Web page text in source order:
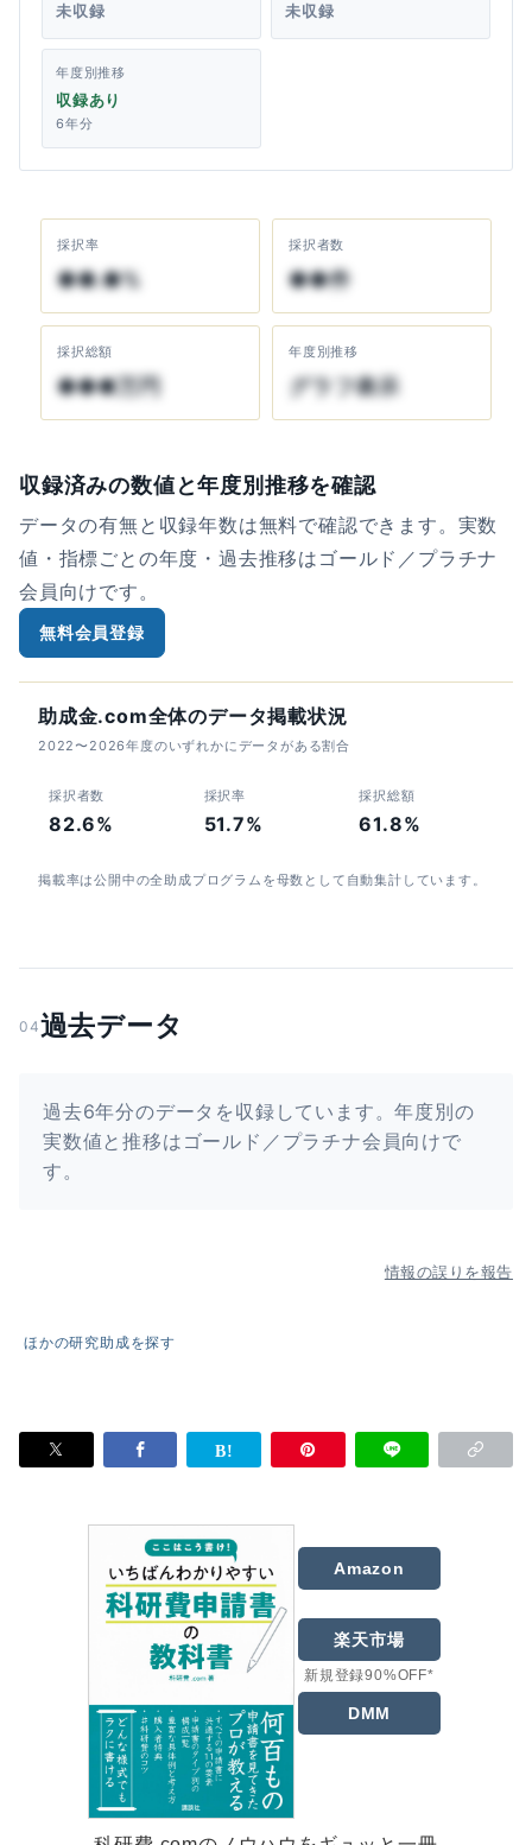
未収録 未収録
年度別推移
収録あり
6年分
採択率
●●.●%
採択者数
●●件
採択総額
●●●万円
年度別推移
グラフ表示
収録済みの数値と年度別推移を確認
データの有無と収録年数は無料で確認できます。実数
値・指標ごとの年度・過去推移はゴールド／プラチナ
会員向けです。
無料会員登録
助成金.com全体のデータ掲載状況
2022〜2026年度のいずれかにデータがある割合
採択者数
82.6%
採択率
51.7%
採択総額
61.8%
掲載率は公開中の全助成プログラムを母数として自動集計しています。
04過去データ
過去6年分のデータを収録しています。年度別の
実数値と推移はゴールド／プラチナ会員向けで
す。
情報の誤りを報告
ほかの研究助成を探す
Amazon
楽天市場
新規登録90%OFF*
DMM